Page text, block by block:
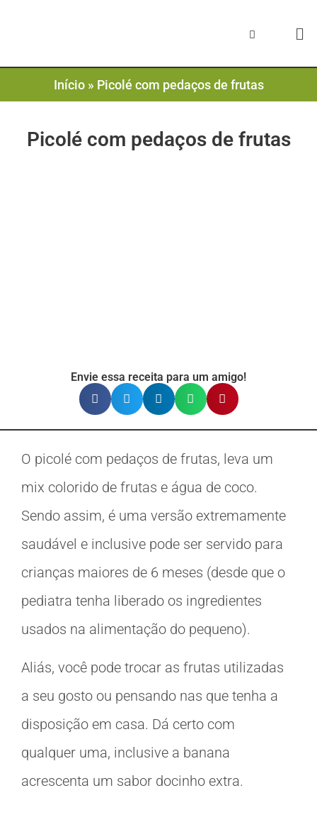
Início» Picolé com pedaços de frutas
Picolé com pedaços de frutas
Envie essa receita para um amigo!
O picolé com pedaços de frutas, leva um
mix colorido de frutas e água de coco.
Sendo assim, é uma versão extremamente
saudável e inclusive pode ser servido para
crianças maiores de 6 meses (desde que o
pediatra tenha liberado os ingredientes
usados na alimentação do pequeno).
Aliás, você pode trocar as frutas utilizadas
a seu gosto ou pensando nas que tenha a
disposição em casa. Dá certo com
qualquer uma, inclusive a banana
acrescenta um sabor docinho extra.